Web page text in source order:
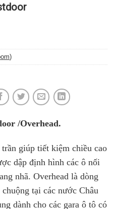
)
/Overhead.
giúp tiết kiệm chiều cao
dập định hình các ô nối
nhã. Overhead là dòng
tại các nước Châu
dành cho các gara ô tô có